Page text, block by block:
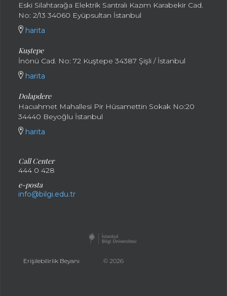
Eski Silahtarağa Elektrik Santralı Kazım Karabekir Cad.
No: 2/13 34060 Eyüpsultan İstanbul
harita
Kuştepe
İnönü Cad. No: 72 Kuştepe 34387 Şişli / İstanbul
harita
Dolapdere
Hacıahmet Mahallesi Pir Hüsamettin Sokak No:20
34440 Beyoğlu İstanbul
harita
Call Center
444 0 428
e-posta
info@bilgi.edu.tr
Erişilebilirlik Beyanı © 2026